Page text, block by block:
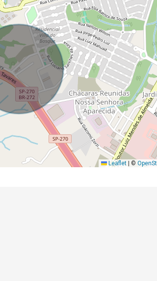
Leaflet ©